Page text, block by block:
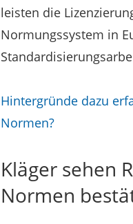
leisten die
Normungssystem in
Hintergründe dazu
Normen?
Kläger sehen
Normen